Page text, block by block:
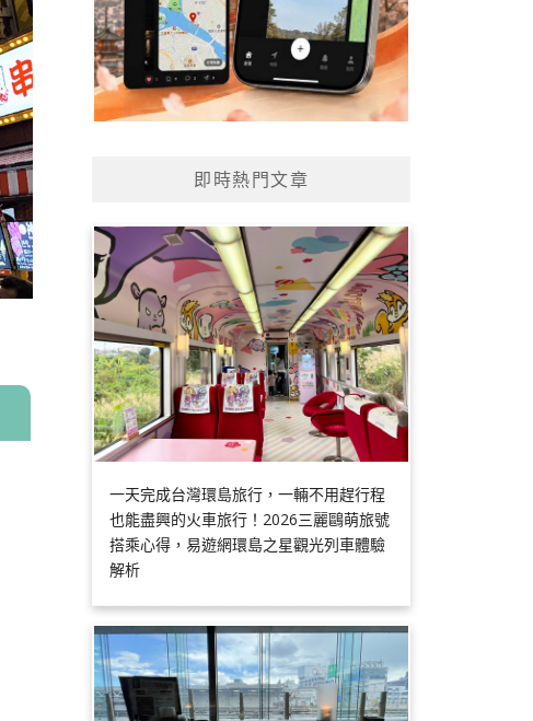
即時熱門文章
一天完成台灣環島旅行，一輛不用趕行程
也能盡興的火車旅行！2026三麗鷗萌旅號
搭乘心得，易遊網環島之星觀光列車體驗
解析